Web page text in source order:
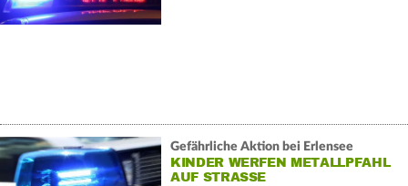
Gefährliche Aktion bei Erlensee
KINDER WERFEN METALLPFAHL
AUF STRASSE